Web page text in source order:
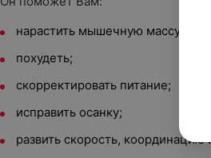
нарастить мышечную массу;
похудеть;
скорректировать питание;
исправить осанку;
развить скорость, координацию